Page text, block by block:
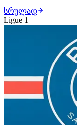
ფეხბურთელი
ხელშეკრულებას
არსენალი
სრულად
Ligue 1